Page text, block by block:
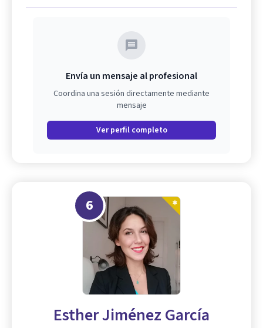
Envía un mensaje al profesional
Coordina una sesión directamente mediante
mensaje
Ver perfil completo
6
Esther Jiménez García